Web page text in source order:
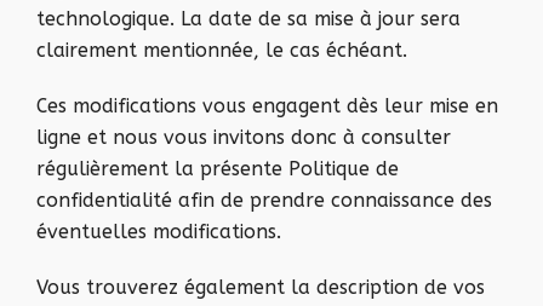
technologique. La date de sa mise à jour sera
clairement mentionnée, le cas échéant.
Ces modifications vous engagent dès leur mise en
ligne et nous vous invitons donc à consulter
régulièrement la présente Politique de
confidentialité afin de prendre connaissance des
éventuelles modifications.
Vous trouverez également la description de vos